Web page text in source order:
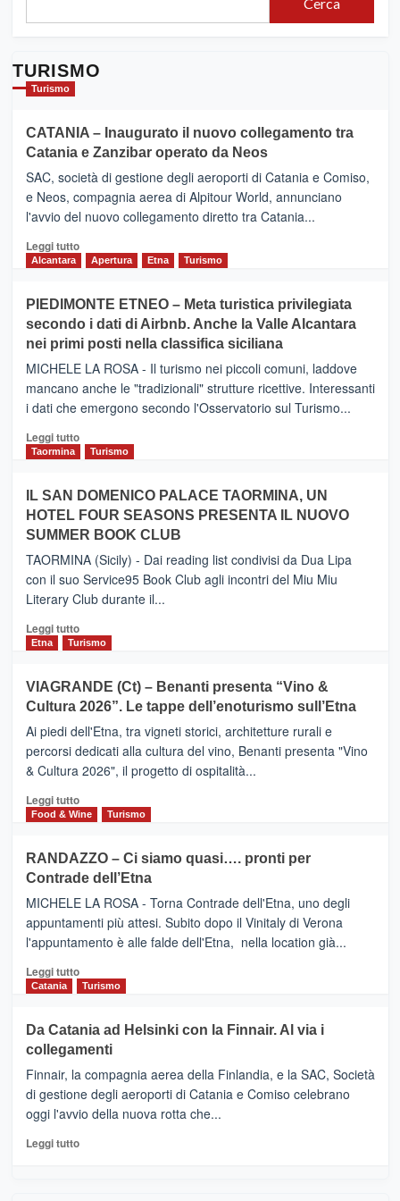
TURISMO
Turismo
CATANIA – Inaugurato il nuovo collegamento tra
Catania e Zanzibar operato da Neos
SAC, società di gestione degli aeroporti di Catania e Comiso,
e Neos, compagnia aerea di Alpitour World, annunciano
l'avvio del nuovo collegamento diretto tra Catania...
Leggi tuttoLeggi
CATANIA
–
Inaugurato
il
nuovo
collegamento
tra
e
Zanzibar
da
Neos
Alcantara Apertura Etna Turismo
PIEDIMONTE ETNEO – Meta turistica privilegiata
secondo i dati di Airbnb. Anche la Valle Alcantara
nei primi posti nella classifica siciliana
MICHELE LA ROSA - Il turismo nei piccoli comuni, laddove
mancano anche le "tradizionali" strutture ricettive. Interessanti
i dati che emergono secondo l'Osservatorio sul Turismo...
Leggi tuttoLeggi
PIEDIMONTE
ETNEO
–
Meta
turistica
privilegiata
secondo
dati
di
Anche
la
Alcantara
nei
primi
nella
classifica
Taormina Turismo
IL SAN DOMENICO PALACE TAORMINA, UN
HOTEL FOUR SEASONS PRESENTA IL NUOVO
SUMMER BOOK CLUB
TAORMINA (Sicily) - Dai reading list condivisi da Dua Lipa
con il suo Service95 Book Club agli incontri del Miu Miu
Literary Club durante il...
Leggi tuttoLeggi
di
IL
SAN
DOMENICO
PALACE
TAORMINA,
UN
HOTEL
FOUR
IL
NUOVO
SUMMER
CLUB
Etna Turismo
VIAGRANDE (Ct) – Benanti presenta “Vino &
Cultura 2026”. Le tappe dell’enoturismo sull’Etna
Ai piedi dell'Etna, tra vigneti storici, architetture rurali e
percorsi dedicati alla cultura del vino, Benanti presenta "Vino
& Cultura 2026", il progetto di ospitalità...
Leggi tuttoLeggi
di
VIAGRANDE
(Ct)
–
Benanti
presenta
“Vino
&
Cultura
tappe
dell’enoturismo
Food & Wine Turismo
RANDAZZO – Ci siamo quasi…. pronti per
Contrade dell’Etna
MICHELE LA ROSA - Torna Contrade dell'Etna, uno degli
appuntamenti più attesi. Subito dopo il Vinitaly di Verona
l'appuntamento è alle falde dell'Etna, nella location già...
Leggi tuttoLeggi
di
RANDAZZO
–
Ci
siamo
quasi….
pronti
per
Catania Turismo
Da Catania ad Helsinki con la Finnair. Al via i
collegamenti
Finnair, la compagnia aerea della Finlandia, e la SAC, Società
di gestione degli aeroporti di Catania e Comiso celebrano
oggi l'avvio della nuova rotta che...
Leggi tuttoLeggi